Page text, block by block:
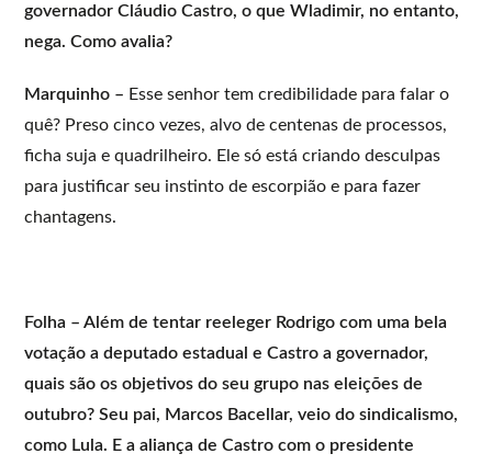
governador Cláudio Castro, o que Wladimir, no entanto,
nega. Como avalia?
Marquinho – Esse senhor tem credibilidade para falar o
quê? Preso cinco vezes, alvo de centenas de processos,
ficha suja e quadrilheiro. Ele só está criando desculpas
para justificar seu instinto de escorpião e para fazer
chantagens.
Folha – Além de tentar reeleger Rodrigo com uma bela
votação a deputado estadual e Castro a governador,
quais são os objetivos do seu grupo nas eleições de
outubro? Seu pai, Marcos Bacellar, veio do sindicalismo,
como Lula. E a aliança de Castro com o presidente